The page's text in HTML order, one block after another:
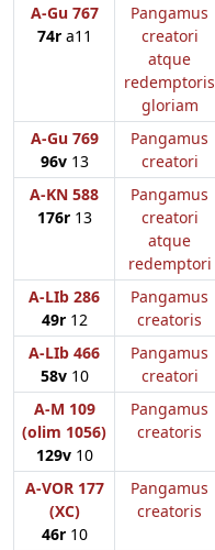
A-Gu 767
74ra11
Pangamus
creatori
atque
redemptoris
gloriam
A-Gu 769
96v13
Pangamus
creatori
A-KN 588
176r13
Pangamus
creatori
atque
redemptori
A-LIb 286
49r12
Pangamus
creatoris
A-LIb 466
58v10
Pangamus
creatori
A-M 109
(olim 1056)
129v10
Pangamus
creatoris
A-VOR 177
(XC)
46r10
Pangamus
creatoris